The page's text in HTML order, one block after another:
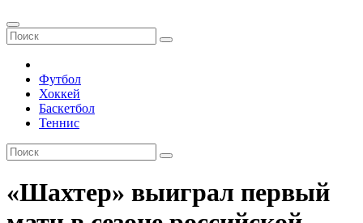
Футбол
Хоккей
Баскетбол
Теннис
«Шахтер» выиграл первый